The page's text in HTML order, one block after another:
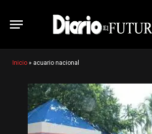
Inicio » acuario nacional